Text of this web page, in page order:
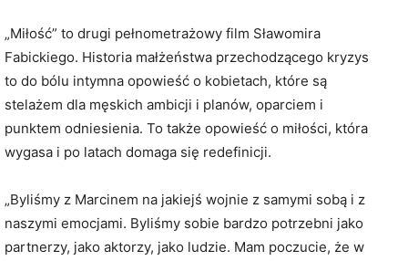
„Miłość” to drugi pełnometrażowy film Sławomira
Fabickiego. Historia małżeństwa przechodzącego kryzys
to do bólu intymna opowieść o kobietach, które są
stelażem dla męskich ambicji i planów, oparciem i
punktem odniesienia. To także opowieść o miłości, która
wygasa i po latach domaga się redefinicji.
„Byliśmy z Marcinem na jakiejś wojnie z samymi sobą i z
naszymi emocjami. Byliśmy sobie bardzo potrzebni jako
partnerzy, jako aktorzy, jako ludzie. Mam poczucie, że w